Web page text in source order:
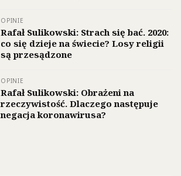
OPINIE
Rafał Sulikowski: Strach się bać. 2020:
co się dzieje na świecie? Losy religii
są przesądzone
OPINIE
Rafał Sulikowski: Obrażeni na
rzeczywistość. Dlaczego następuje
negacja koronawirusa?